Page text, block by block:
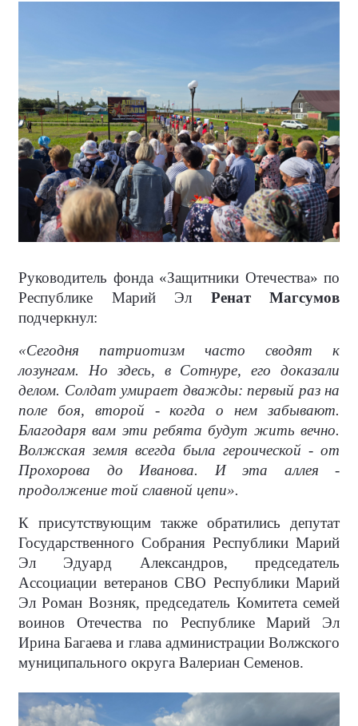
Руководитель фонда «Защитники Отечества» по
Республике Марий Эл Ренат Магсумов
подчеркнул:
«Сегодня патриотизм часто сводят к
лозунгам. Но здесь, в Сотнуре, его доказали
делом. Солдат умирает дважды: первый раз на
поле боя, второй - когда о нем забывают.
Благодаря вам эти ребята будут жить вечно.
Волжская земля всегда была героической - от
Прохорова до Иванова. И эта аллея -
продолжение той славной цепи».
К присутствующим также обратились депутат
Государственного Собрания Республики Марий
Эл Эдуард Александров, председатель
Ассоциации ветеранов СВО Республики Марий
Эл Роман Возняк, председатель Комитета семей
воинов Отечества по Республике Марий Эл
Ирина Багаева и глава администрации Волжского
муниципального округа Валериан Семенов.